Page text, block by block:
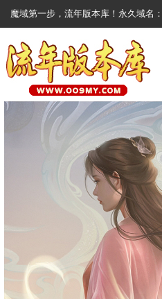
魔域第一步，流年版本库！永久域名